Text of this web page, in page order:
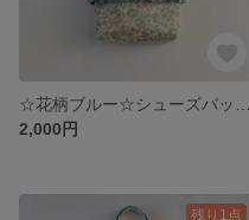
2,000円
残り1点